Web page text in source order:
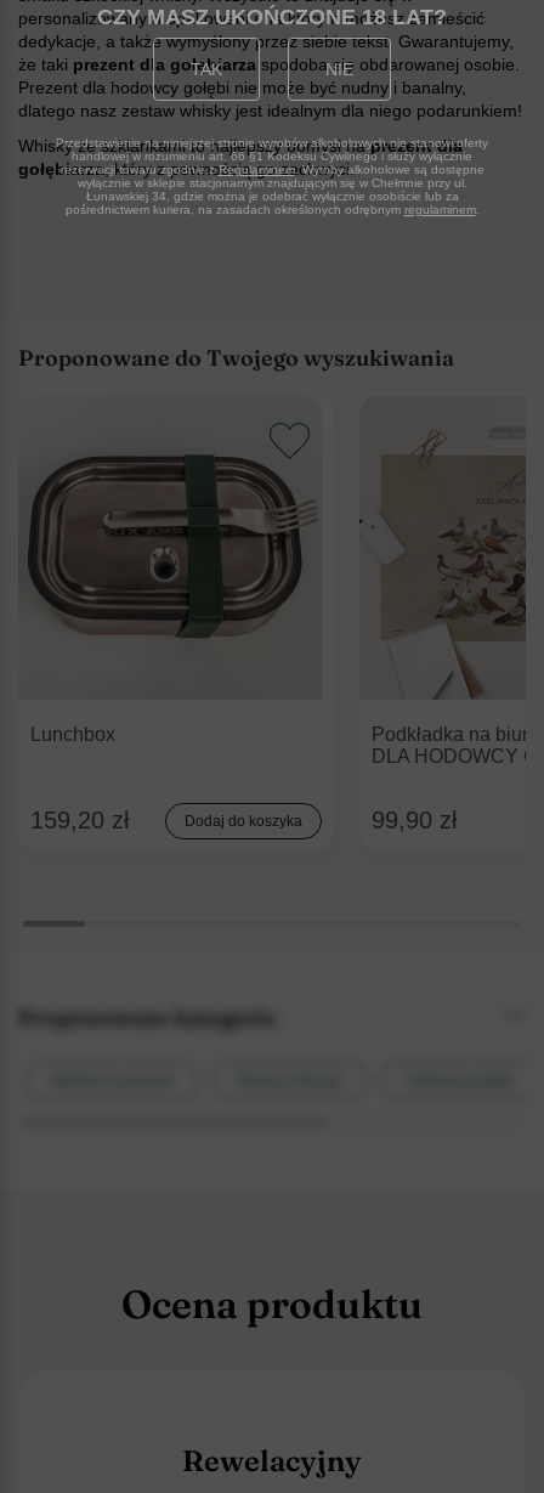
CZY MASZ UKOŃCZONE 18 LAT
TAK NIE
Przedstawienie na niniejszej stronie wyrobów alkoholowych nie stanowi oferty
handlowej w rozumieniu art. 66 §1 Kodeksu Cywilnego i służy wyłącznie
rezerwacji towaru zgodnie zRegulaminem. Wyroby alkoholowe są dostępne
wyłącznie w sklepie stacjonarnym znajdującym się w Chełmnie przy ul.
Łunawskiej 34, gdzie można je odebrać wyłącznie osobiście lub za
pośrednictwem kuriera, na zasadach określonych odrębnym regulaminem.
personalizowanym opakowaniu na którym możesz zamieścić
dedykacje, a także wymyślony przez siebie tekst. Gwarantujemy,
że taki prezent dla gołębiarza spodoba się obdarowanej osobie.
Prezent dla hodowcy gołębi nie może być nudny i banalny,
dlatego nasz zestaw whisky jest idealnym dla niego podarunkiem!
Whisky ze szklankami to najlepszy pomysł naprezent dla
gołębiarza, który z pewnością go zachwyci.
Proponowane do Twojego wyszukiwania
Lunchbox
159,20 zł Dodaj do koszyka
Podkładka na
DLA HODOWCY
99,90 zł
Proponowane kategorie
Ocena produktu
Rewelacyjny